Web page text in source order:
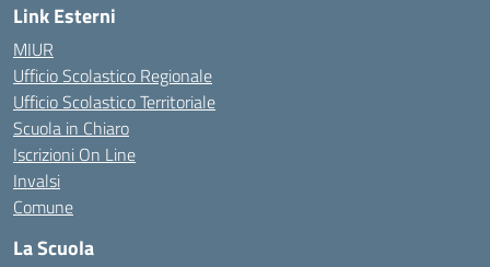
Link Esterni
MIUR
Ufficio Scolastico Regionale
Ufficio Scolastico Territoriale
Scuola in Chiaro
Iscrizioni On Line
Invalsi
Comune
La Scuola